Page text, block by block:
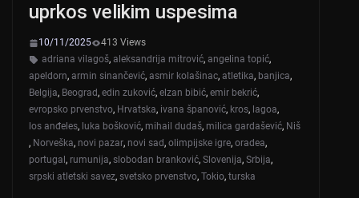
uprkos velikim uspesima
10/11/2025
413 Views
adriana vilagoš, aleksandrija mitrović, angelina topić,
apeldorn, armin sinančević, asmir kolašinac, atletika, banjica,
Belgija, Beograd, edin zuković, elzan bibić, emir bekrić,
evropsko prvenstvo, Hrvatska, ivana španović, kros, lagoa,
los anđeles, luka bošković, mihail dudaš, milica gardašević, Niš
, Norveška, novi pazar, novi sad, olimpijske igre, oradea,
portugal , rumunija, slobodan branković, Slovenija, Srbija,
srpski atletski savez, svetsko prvenstvo, Tokio, turska